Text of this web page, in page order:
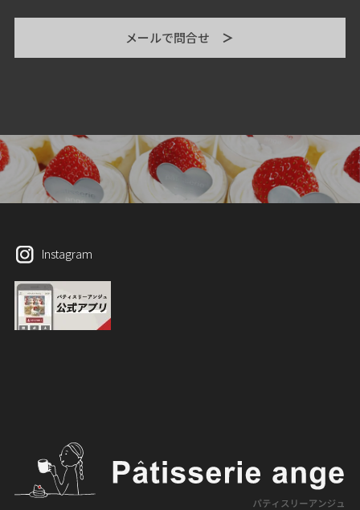
メールで問合せ ＞
Instagram